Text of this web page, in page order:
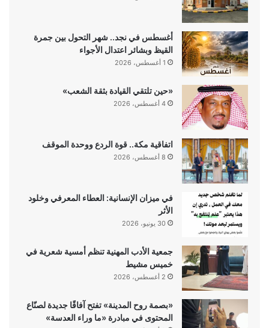
أغسطس في نجد.. شهر التحول بين جمرة
القيظ وبشائر اعتدال الأجواء
1 أغسطس، 2026
«حين تلتقي القيادة بثقة الشعب»
4 أغسطس، 2026
اتفاقية مكة.. قوة الردع ووحدة الموقف
8 أغسطس، 2026
في ميزان الإنسانية: العطاء المعرفي وخلود
الأثر
30 يونيو، 2026
جمعية الأدب المهنية تنظم أمسية شعرية في
خميس مشيط
2 أغسطس، 2026
«بصمة روح المدينة» تفتح آفاقًا جديدة لصنّاع
المحتوى في مبادرة «ما وراء العدسة»